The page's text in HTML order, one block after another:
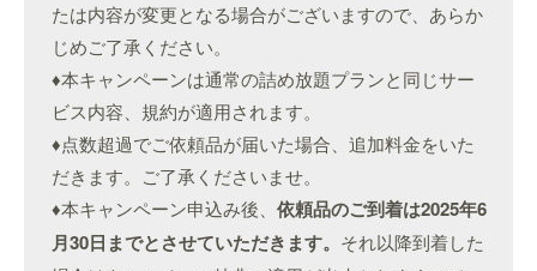
たは内容が変更となる場合がございますので、あらか
じめご了承ください。
♦本キャンペーンは通常の詰め放題プランと同じサー
ビス内容、規約が適用されます。
♦点数超過でご依頼品が届いた場合、追加料金をいた
だきます。ご了承くださいませ。
♦本キャンペーン申込み後、 依頼品のご到着は2025年6
月30日までとさせていただきます。 それ以降到着した